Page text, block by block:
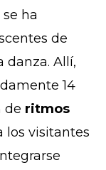
ha
de
danza. Allí,
14
de ritmos
los visitantes